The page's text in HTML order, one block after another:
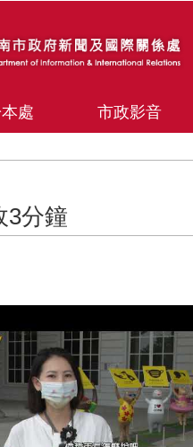
處 市政影音
3分鐘